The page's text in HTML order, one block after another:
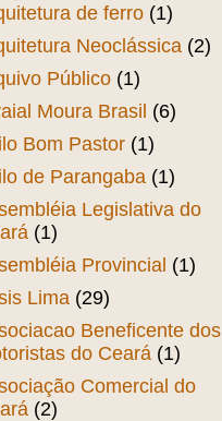
de ferro (1)
Neoclássica (2)
Público (1)
Moura Brasil (6)
Bom Pastor (1)
de Parangaba (1)
Legislativa do
(1)
Provincial (1)
Lima (29)
Beneficente dos
do Ceará (1)
Comercial do
(2)